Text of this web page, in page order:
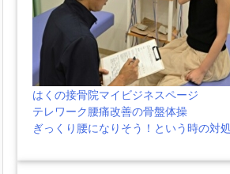
はくの接骨院マイビジネスページ
テレワーク腰痛改善の骨盤体操
ぎっくり腰になりそう！という時の対